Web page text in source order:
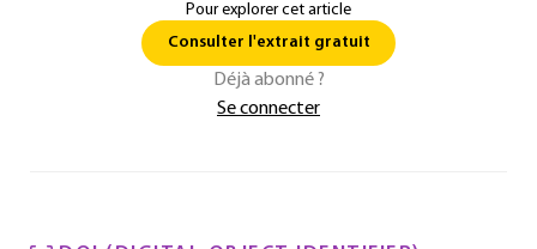
Pour explorer cet article
Consulter l'extrait gratuit
Déjà abonné ?
Se connecter